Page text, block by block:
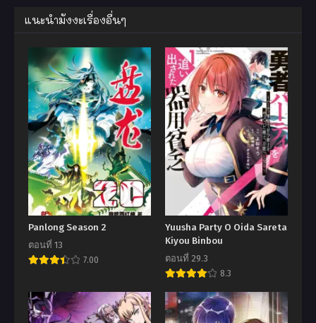
แนะนำมังงะเรื่องอื่นๆ
Panlong Season 2
ตอนที่ 13
7.00
Yuusha Party O Oida Sareta
Kiyou Binbou
ตอนที่ 29.3
8.3